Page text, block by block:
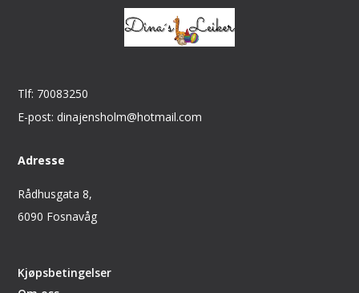
Tlf: 70083250
E-post: dinajensholm@hotmail.com
Adresse
Rådhusgata 8,
6090 Fosnavåg
Kjøpsbetingelser